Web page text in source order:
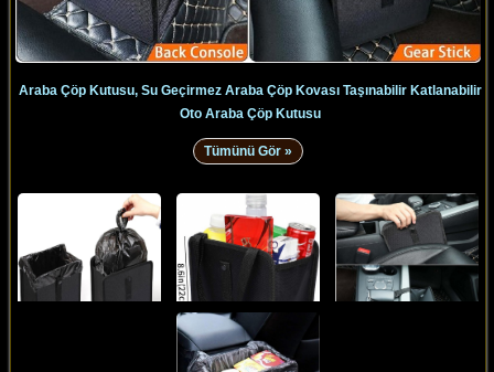
Araba Çöp Kutusu, Su Geçirmez Araba Çöp Kovası Taşınabilir Katlanabilir
Oto Araba Çöp Kutusu
Tümünü Gör »